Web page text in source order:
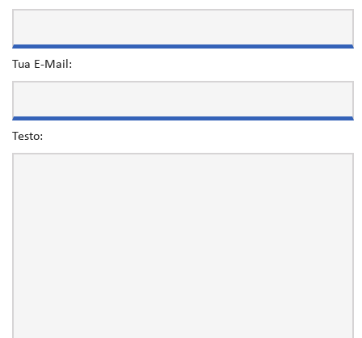
Tua E-Mail:
Testo: